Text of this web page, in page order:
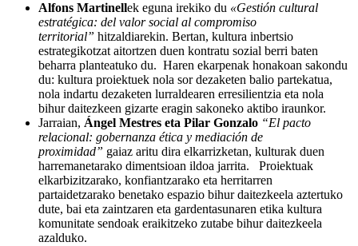
Alfons Martinellek eguna irekiko du «Gestión cultural
estratégica: del valor social al compromiso
territorial” hitzaldiarekin. Bertan, kultura inbertsio
estrategikotzat aitortzen duen kontratu sozial berri baten
beharra planteatuko du. Haren ekarpenak honakoan sakondu
du: kultura proiektuek nola sor dezaketen balio partekatua,
nola indartu dezaketen lurraldearen erresilientzia eta nola
bihur daitezkeen gizarte eragin sakoneko aktibo iraunkor.
Jarraian, Ángel Mestres eta Pilar Gonzalo “El pacto
relacional: gobernanza ética y mediación de
proximidad” gaiaz aritu dira elkarrizketan, kulturak duen
harremanetarako dimentsioan ildoa jarrita. Proiektuak
elkarbizitzarako, konfiantzarako eta herritarren
partaidetzarako benetako espazio bihur daitezkeela aztertuko
dute, bai eta zaintzaren eta gardentasunaren etika kultura
komunitate sendoak eraikitzeko zutabe bihur daitezkeela
azalduko.